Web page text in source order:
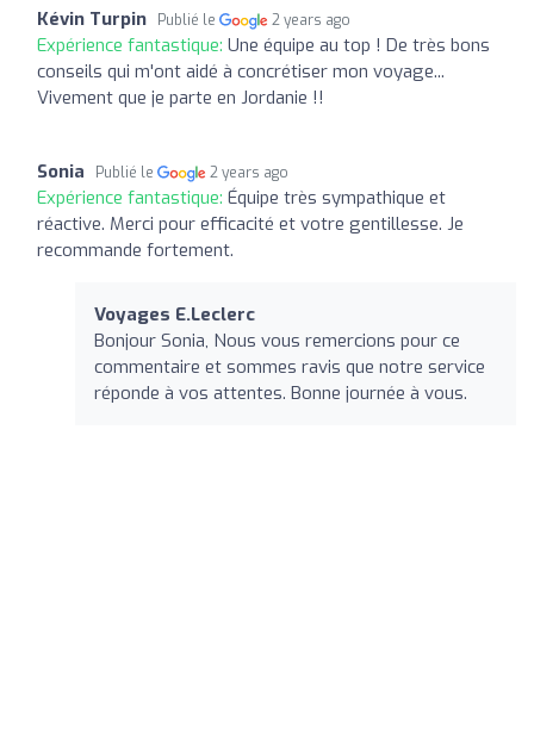
Kévin Turpin Publié le 2 years ago
Expérience fantastique: Une équipe au top ! De très bons
conseils qui m'ont aidé à concrétiser mon voyage...
Vivement que je parte en Jordanie !!
Sonia Publié le 2 years ago
Expérience fantastique: Équipe très sympathique et
réactive. Merci pour efficacité et votre gentillesse. Je
recommande fortement.
Voyages E.Leclerc
Bonjour Sonia, Nous vous remercions pour ce
commentaire et sommes ravis que notre service
réponde à vos attentes. Bonne journée à vous.